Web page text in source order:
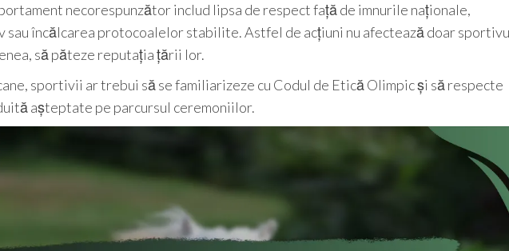
necorespunzător includ lipsa de respect față de imnurile naționale,
sau încălcarea protocoalelor stabilite. Astfel de acțiuni nu afectează doar
să păteze reputația țării lor.
sportivii ar trebui să se familiarizeze cu Codul de Etică Olimpic și să respecte
așteptate pe parcursul ceremoniilor.